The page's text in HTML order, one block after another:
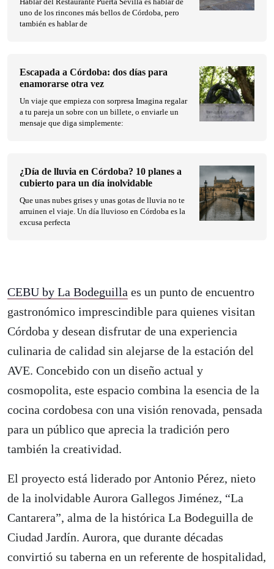
CEBU by La Bodeguilla es un punto de encuentro
gastronómico imprescindible para quienes visitan
Córdoba y desean disfrutar de una experiencia
culinaria de calidad sin alejarse de la estación del
AVE. Concebido con un diseño actual y
cosmopolita, este espacio combina la esencia de la
cocina cordobesa con una visión renovada, pensada
para un público que aprecia la tradición pero
también la creatividad.
El proyecto está liderado por Antonio Pérez, nieto
de la inolvidable Aurora Gallegos Jiménez, “La
Cantarera”, alma de la histórica La Bodeguilla de
Ciudad Jardín. Aurora, que durante décadas
convirtió su taberna en un referente de hospitalidad,
Hablar del Restaurante Puerta Sevilla es hablar de
uno de los rincones más bellos de Córdoba, pero
también es hablar de
Escapada a Córdoba: dos días para
enamorarse otra vez
Un viaje que empieza con sorpresa Imagina regalar
a tu pareja un sobre con un billete, o enviarle un
mensaje que diga simplemente:
¿Día de lluvia en Córdoba? 10 planes a
cubierto para un día inolvidable
Que unas nubes grises y unas gotas de lluvia no te
arruinen el viaje. Un día lluvioso en Córdoba es la
excusa perfecta